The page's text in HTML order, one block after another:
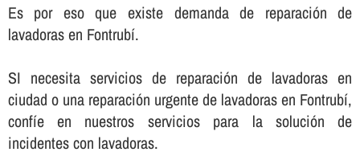
Es por eso que existe demanda de reparación de
lavadoras en Fontrubí.
SI necesita servicios de reparación de lavadoras en
ciudad o una reparación urgente de lavadoras en Fontrubí,
confí­e en nuestros servicios para la solución de
incidentes con lavadoras.